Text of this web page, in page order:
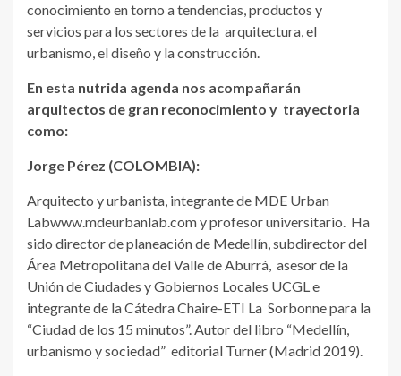
conocimiento en torno a tendencias, productos y
servicios para los sectores de la arquitectura, el
urbanismo, el diseño y la construcción.
En esta nutrida agenda nos acompañarán
arquitectos de gran reconocimiento y trayectoria
como:
Jorge Pérez (COLOMBIA):
Arquitecto y urbanista, integrante de MDE Urban
Labwww.mdeurbanlab.com y profesor universitario. Ha
sido director de planeación de Medellín, subdirector del
Área Metropolitana del Valle de Aburrá, asesor de la
Unión de Ciudades y Gobiernos Locales UCGL e
integrante de la Cátedra Chaire-ETI La Sorbonne para la
“Ciudad de los 15 minutos”. Autor del libro “Medellín,
urbanismo y sociedad” editorial Turner (Madrid 2019).